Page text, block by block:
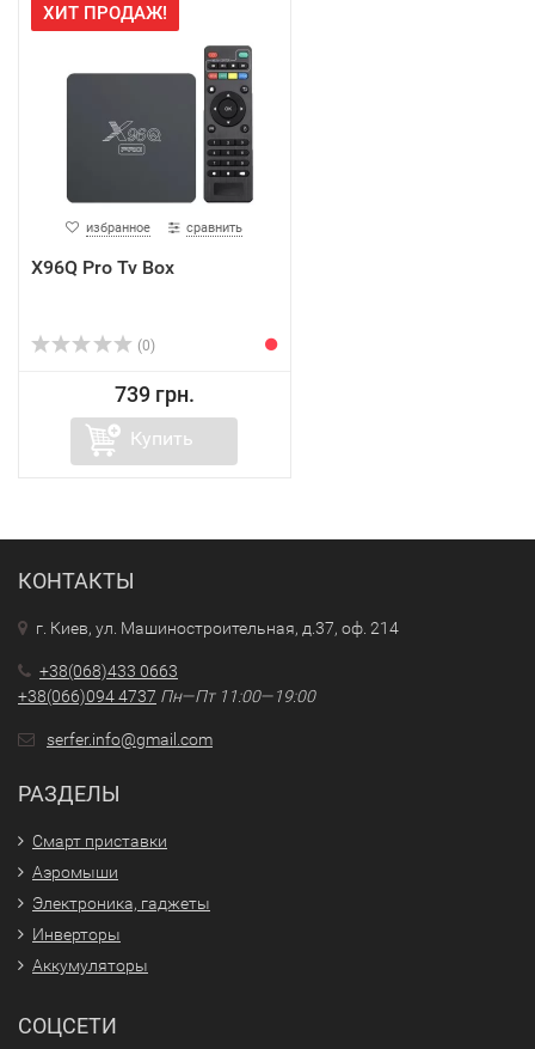
ХИТ ПРОДАЖ!
избранное сравнить
X96Q Pro Tv Box
(0)
739 грн.
Купить
КОНТАКТЫ
г. Киев, ул. Машиностроительная, д.37, оф. 214
+38(068)433 0663
+38(066)094 4737 Пн—Пт 11:00—19:00
serfer.info@gmail.com
РАЗДЕЛЫ
Смарт приставки
Аэромыши
Электроника, гаджеты
Инверторы
Аккумуляторы
СОЦСЕТИ